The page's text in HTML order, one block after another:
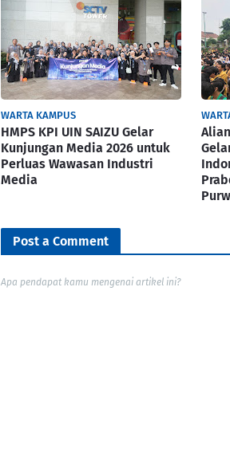
WARTA KAMPUS
HMPS KPI UIN SAIZU Gelar
Kunjungan Media 2026 untuk
Perluas Wawasan Industri
Media
Post a Comment
Apa pendapat kamu mengenai artikel ini?